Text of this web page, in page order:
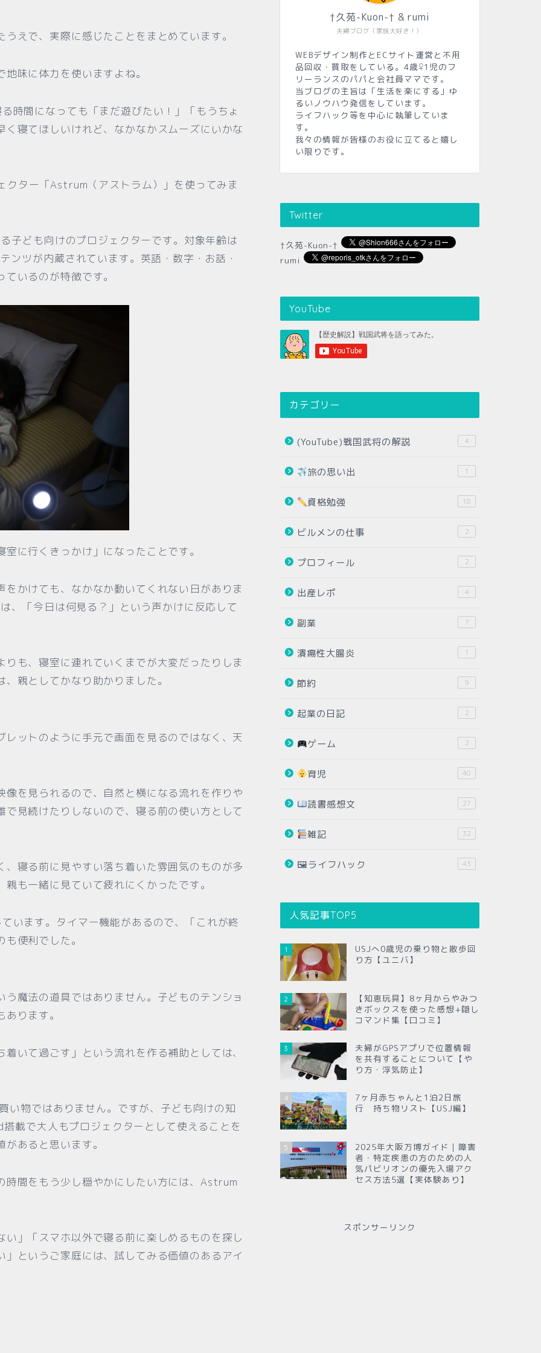
えで、実際に感じたことをまとめています。
味に体力を使いますよね。
時間になっても「まだ遊びたい！」「もうちょ
寝てほしいけれど、なかなかスムーズにいかな
クター「Astrum（アストラム）」を使ってみま
子ども向けのプロジェクターです。対象年齢は
ツが内蔵されています。英語・数字・お話・
いるのが特徴です。
に行くきっかけ」になったことです。
かけても、なかなか動いてくれない日がありま
、「今日は何見る？」という声かけに反応して
も、寝室に連れていくまでが大変だったりしま
親としてかなり助かりました。
ットのように手元で画面を見るのではなく、天
を見られるので、自然と横になる流れを作りや
見続けたりしないので、寝る前の使い方として
寝る前に見やすい落ち着いた雰囲気のものが多
も一緒に見ていて疲れにくかったです。
います。タイマー機能があるので、「これが終
便利でした。
魔法の道具ではありません。子どものテンショ
ります。
いて過ごす」という流れを作る補助としては、
い物ではありません。ですが、子ども向けの知
載で大人もプロジェクターとして使えることを
あると思います。
間をもう少し穏やかにしたい方には、Astrum
」「スマホ以外で寝る前に楽しめるものを探し
というご家庭には、試してみる価値のあるアイ
夫婦ブログ（家族大好き！）
†久苑-Kuon-† & rumi
WEBデザイン制作とECサイト運営と不用
品回収・買取をしている。4歳♀1児のフ
リーランスのパパと会社員ママです。
当ブログの主旨は「生活を楽にする」ゆ
るいノウハウ発信をしています。
ライフハック等を中心に執筆していま
す。
我々の情報が皆様のお役に立てると嬉し
い限りです。
Twitter
†久苑-Kuon-†
rumi
YouTube
カテゴリー
(YouTube)戦国武将の解説 4
旅の思い出 1
資格勉強 18
ビルメンの仕事 2
プロフィール 2
出産レポ 4
副業 7
潰瘍性大腸炎 1
節約 9
起業の日記 2
ゲーム 2
育児 40
読書感想文 27
雑記 32
🖼ライフハック 43
人気記事TOP5
1
USJへ0歳児の乗り物と散歩回
り方【ユニバ】
2
【知恵玩具】8ヶ月からやみつ
きボックスを使った感想+隠し
コマンド集【口コミ】
3
夫婦がGPSアプリで位置情報
を共有することについて【や
り方・浮気防止】
4
7ヶ月赤ちゃんと1泊2日旅
行 持ち物リスト【USJ編】
5
2025年大阪万博ガイド｜障害
者・特定疾患の方のための人
気パビリオンの優先入場アク
セス方法5選【実体験あり】
スポンサーリンク